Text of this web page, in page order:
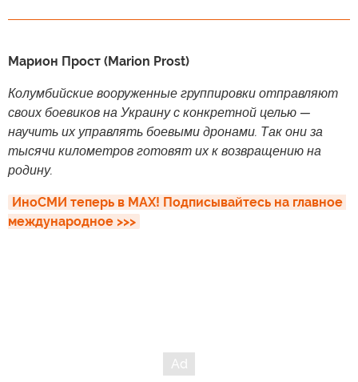
Марион Прост (Marion Prost)
Колумбийские вооруженные группировки отправляют
своих боевиков на Украину с конкретной целью —
научить их управлять боевыми дронами. Так они за
тысячи километров готовят их к возвращению на
родину.
ИноСМИ теперь в MAX! Подписывайтесь на главное
международное >>>